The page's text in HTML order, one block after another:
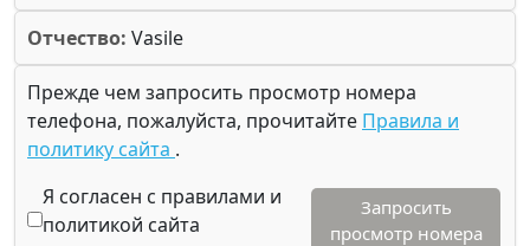
Отчество: Vasile
Прежде чем запросить просмотр номера
телефона, пожалуйста, прочитайте Правила и
политику сайта .
Я согласен с правилами и
политикой сайта
Запросить
просмотр номера